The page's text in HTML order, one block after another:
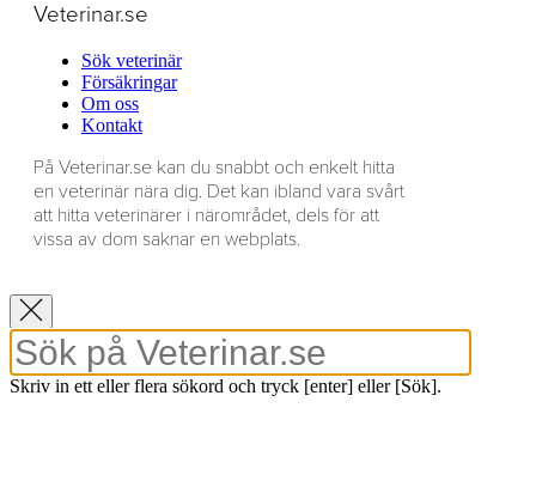
Veterinar.se
Sök veterinär
Försäkringar
Om oss
Kontakt
På Veterinar.se kan du snabbt och enkelt hitta
en veterinär nära dig. Det kan ibland vara svårt
att hitta veterinärer i närområdet, dels för att
vissa av dom saknar en webplats.
Skriv in ett eller flera sökord och tryck [enter] eller [Sök].